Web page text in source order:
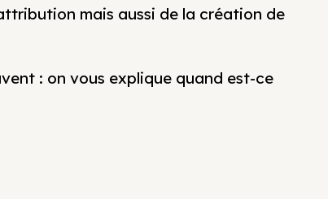
mais aussi de la création de
: on vous explique quand est-ce